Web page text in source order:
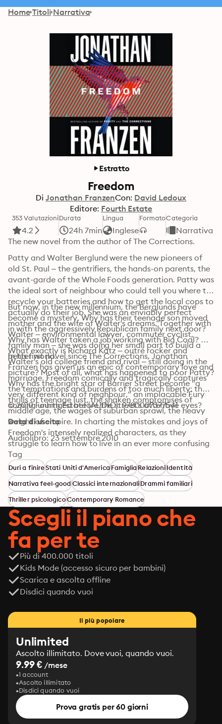
Home Titoli Narrativa
Estratto
Freedom
Di Jonathan FranzenCon: David Ledoux
Editore: Fourth Estate
353 Valutazioni
4.2
Durata
24h 7min
Lingua
Inglese
FormatoCategoria
Narrativa
The new novel from the author of The Corrections.
Patty and Walter Berglund were the new pioneers of
old St. Paul – the gentrifiers, the hands-on parents, the
avant-garde of the Whole Foods generation. Patty was
the ideal sort of neighbour who could tell you where to
recycle your batteries and how to get the local cops to
actually do their job. She was an enviably perfect
mother and the wife of Walter's dreams. Together with
Walter – environmental lawyer, commuter cyclist,
family man – she was doing her small part to build a
better world.
But now, in the new millennium, the Berglunds have
become a mystery. Why has their teenage son moved
in with the aggressively Republican family next door?
Why has Walter taken a job working with Big Coal?
What exactly is Richard Katz – outré rocker and
Walter's old college friend and rival – still doing in the
picture? Most of all, what has happened to poor Patty?
Why has the bright star of Barrier Street become "a
very different kind of neighbour," an implacable Fury
coming unhinged before the street's attentive eyes?
In his first novel since The Corrections, Jonathan
Franzen has given us an epic of contemporary love and
marriage. Freedom comically and tragically captures
the temptations and burdens of too much liberty: the
thrills of teenage lust, the shaken compromises of
middle age, the wages of suburban sprawl, the heavy
weight of empire. In charting the mistakes and joys of
Freedom's intensely realized characters, as they
struggle to learn how to live in an ever more confusing
world, Franzen has produced an indelible and deeply
moving portrait of our time.
© 2010 Fourth Estate (AUDIO): 9780007377541
Data di uscita
Audiolibro: 23 settembre 2010
Tag
Duri a finireStati Uniti d'AmericaFamigliaRelazioniIdentità
Narrativa feel-goodClassici internazionaliDrammi familiari
Thriller psicologicoContemporary Romance
Scegli il piano che
fa per te
Più di 400.000 titoli
Kids Mode (accesso sicuro per bambini)
Scarica e ascolta offline
Disdici quando vuoi
Il più popolare
Unlimited
Ascolto illimitato. Dove vuoi, quando vuoi.
9.99 € /mese
1 account
Ascolto illimitato
Disdici quando vuoi
Prova gratis per 60 giorni